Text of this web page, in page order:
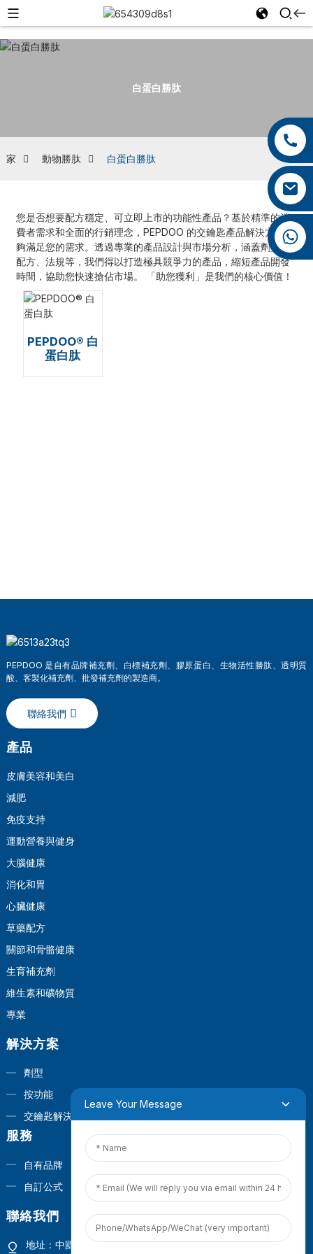
+86 13959222339
+86 18965423693
白蛋白勝肽
家 動物勝肽 白蛋白勝肽
您是否想要配方穩定、可立即上市的功能性產品？基於精準的消
費者需求和全面的行銷理念，PEPDOO 的交鑰匙產品解決方案能
夠滿足您的需求。透過專業的產品設計與市場分析，涵蓋劑型、
配方、法規等，我們得以打造極具競爭力的產品，縮短產品開發
時間，協助您快速搶佔市場。 「助您獲利」是我們的核心價值！
PEPDOO® 白
蛋白肽
PEPDOO 是自有品牌補充劑、白標補充劑、膠原蛋白、生物活性勝肽、透明質
酸、客製化補充劑、批發補充劑的製造商。
聯絡我們
產品
皮膚美容和美白
減肥
免疫支持
運動營養與健身
大腦健康
消化和胃
心臟健康
草藥配方
關節和骨骼健康
生育補充劑
維生素和礦物質
專業
解決方案
劑型
按功能
交鑰匙解決方案
服務
自有品牌
自訂公式
聯絡我們
地址：中國福建省廈門市觀音山商業營運中心1號大樓4樓
Leave Your Message